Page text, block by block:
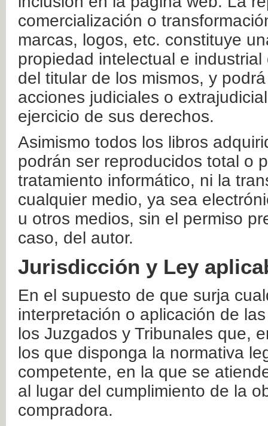
comercialización o
marcas, logos, etc. constituye
propiedad intelectual e
del titular de los mismos, y
acciones judiciales o
ejercicio de sus derechos.
Asimismo todos los libros
podrán ser reproducidos total o
tratamiento informático, ni la
cualquier medio, ya sea
u otros medios, sin el permiso
caso, del autor.
Jurisdicción y Ley
En el supuesto de que surja
interpretación o aplicación de
los Juzgados y Tribunales que,
los que disponga la normativa
competente, en la que se
al lugar del cumplimiento de la
compradora.